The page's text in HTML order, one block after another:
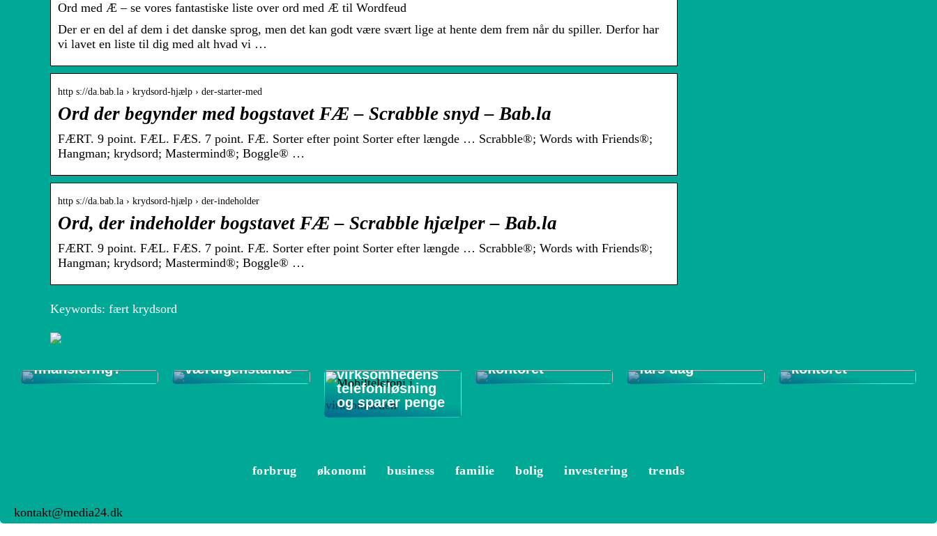
Ord med Æ – se vores fantastiske liste over ord med Æ til Wordfeud
Der er en del af dem i det danske sprog, men det kan godt være svært lige at hente dem frem når du spiller. Derfor har
vi lavet en liste til dig med alt hvad vi …
http s://da.bab.la › krydsord-hjælp › der-starter-med
Ord der begynder med bogstavet FÆ – Scrabble snyd – Bab.la
FÆRT. 9 point. FÆL. FÆS. 7 point. FÆ. Sorter efter point Sorter efter længde … Scrabble®; Words with Friends®;
Hangman; krydsord; Mastermind®; Boggle® …
http s://da.bab.la › krydsord-hjælp › der-indeholder
Ord, der indeholder bogstavet FÆ – Scrabble hjælper – Bab.la
FÆRT. 9 point. FÆL. FÆS. 7 point. FÆ. Sorter efter point Sorter efter længde … Scrabble®; Words with Friends®;
Hangman; krydsord; Mastermind®; Boggle® …
Keywords: fært krydsord
Typer af
hurtige penge
finansiering?
værdigenstande
virksomhedens
telefoniløsning
og sparer penge
kontoret
fars dag
kontoret
forbrug økonomi business familie bolig investering trends
kontakt@media24.dk